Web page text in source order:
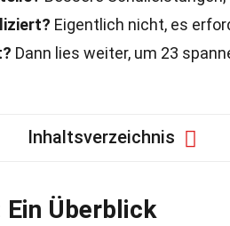
Eigentlich nicht, es
Dann lies weiter, um 23
Inhaltsverzeichnis
Ein Überblick